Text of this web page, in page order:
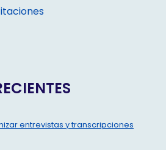
entrevistas y transcripciones